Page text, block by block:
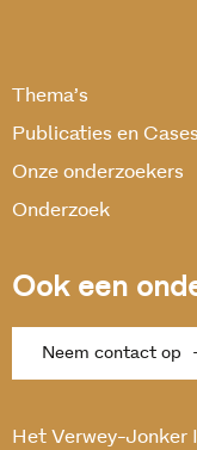
Thema’s
Publicaties en Cases
Onze onderzoekers
Onderzoek
Ook een
Neem contact op
Het Verwey-Jonker